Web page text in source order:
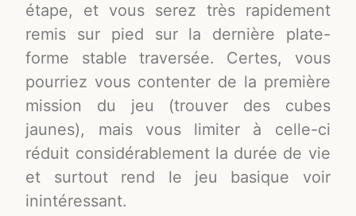
étape, et vous serez très rapidement
remis sur pied sur la dernière plate-
forme stable traversée. Certes, vous
pourriez vous contenter de la première
mission du jeu (trouver des cubes
jaunes), mais vous limiter à celle-ci
réduit considérablement la durée de vie
et surtout rend le jeu basique voir
inintéressant.